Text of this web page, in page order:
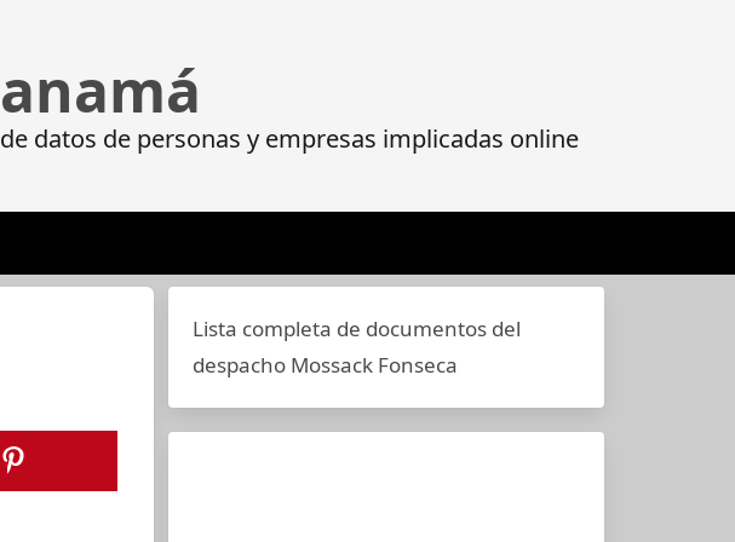
datos de personas y empresas implicadas online
Lista completa de documentos del
despacho Mossack Fonseca